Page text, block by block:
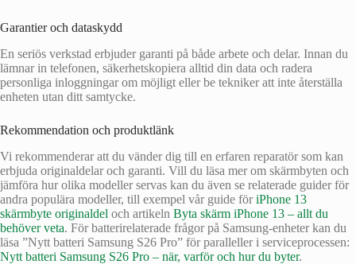
Garantier och dataskydd
En seriös verkstad erbjuder garanti på både arbete och delar. Innan du
lämnar in telefonen, säkerhetskopiera alltid din data och radera
personliga inloggningar om möjligt eller be tekniker att inte återställa
enheten utan ditt samtycke.
Rekommendation och produktlänk
Vi rekommenderar att du vänder dig till en erfaren reparatör som kan
erbjuda originaldelar och garanti. Vill du läsa mer om skärmbyten och
jämföra hur olika modeller servas kan du även se relaterade guider för
andra populära modeller, till exempel vår guide föriPhone 13
skärmbyte originaldel och artikeln Byta skärm iPhone 13 – allt du
behöver veta. För batterirelaterade frågor på Samsung-enheter kan du
läsa ”Nytt batteri Samsung S26 Pro” för paralleller i serviceprocessen:
Nytt batteri Samsung S26 Pro – när, varför och hur du byter.